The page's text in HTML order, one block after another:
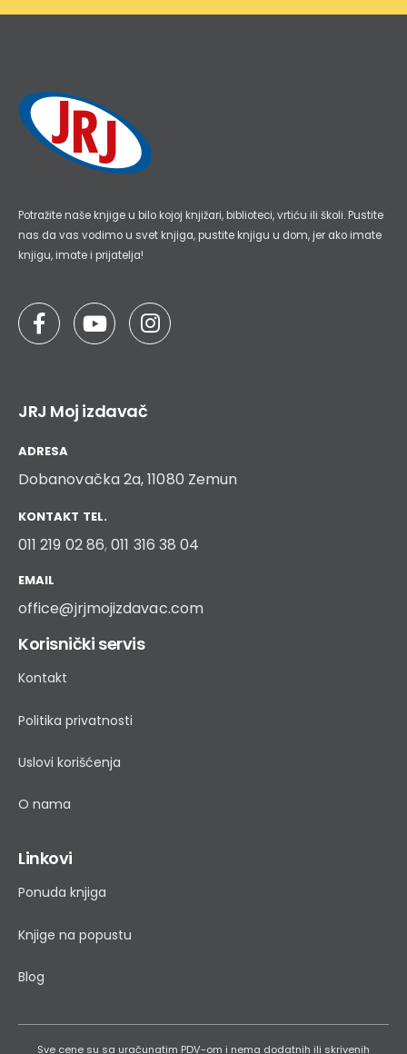
Potražite naše knjige u bilo kojoj knjižari, biblioteci, vrtiću ili školi. Pustite
nas da vas vodimo u svet knjiga, pustite knjigu u dom, jer ako imate
knjigu, imate i prijatelja!
JRJ Moj izdavač
ADRESA
Dobanovačka 2a, 11080 Zemun
KONTAKT TEL.
011 219 02 86,011 316 38 04
EMAIL
office@jrjmojizdavac.com
Korisnički servis
Kontakt
Politika privatnosti
Uslovi korišćenja
O nama
Linkovi
Ponuda knjiga
Knjige na popustu
Blog
Sve cene su sa uračunatim PDV-om i nema dodatnih ili skrivenih